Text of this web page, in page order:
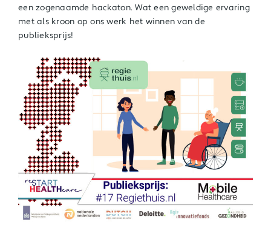
een zogenaamde hackaton. Wat een geweldige ervaring
met als kroon op ons werk het winnen van de
publieksprijs!